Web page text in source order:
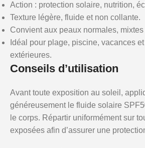
Action : protection solaire, nutrition,
Texture légère, fluide et non collante.
Convient aux peaux normales,
Idéal pour plage, piscine, vacances
extérieures.
Conseils d’utilisation
Avant toute exposition au soleil,
généreusement le fluide solaire
le corps. Répartir uniformément sur
exposées afin d’assurer une